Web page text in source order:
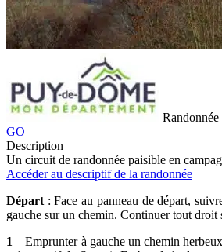
GO
Description
Un circuit de randonnée paisible en
Accéder au descriptif de la randonnée
Départ : Face au panneau de départ,
gauche sur un chemin. Continuer tout droit
1 – Emprunter à gauche un chemin